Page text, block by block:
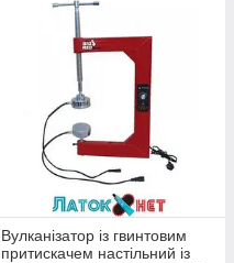
Вулканізатор із гвинтовим
притискачем настільний із